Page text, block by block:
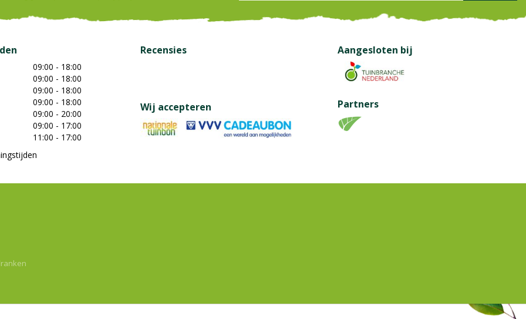
09:00 - 18:00
09:00 - 18:00
09:00 - 18:00
09:00 - 18:00
09:00 - 20:00
09:00 - 17:00
11:00 - 17:00
Recensies Aangesloten bij
Partners
Wij accepteren